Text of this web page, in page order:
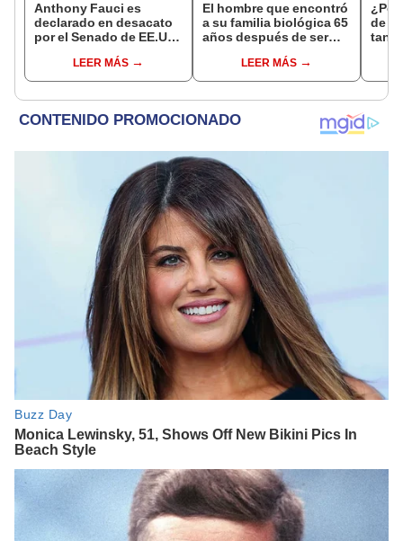
Anthony Fauci es
declarado en desacato
por el Senado de EE.UU.
responder preguntas
sobre el covid-19
LEER MÁS
El hombre que encontró
a su familia biológica 65
años después de ser
compasión por mi
madre, hizo lo que
LEER MÁS
¿Por
de
tan